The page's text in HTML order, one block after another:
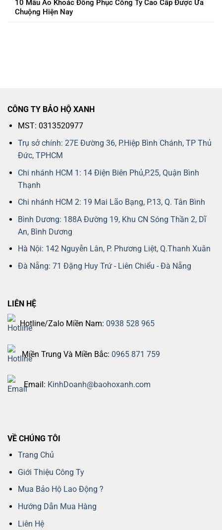
10 Mẫu Áo Khoác Đồng Phục Công Ty Cao Cấp Được Ưa
Chuộng Hiện Nay
CÔNG TY BẢO HỘ XANH
MST: 0313520977
Trụ sở chính: 27E Đường 36, P.Hiệp Bình Chánh, TP Thủ
Đức, TPHCM
Chi nhánh HCM 1: 14 Điện Biên Phủ,P.25, Quận Bình
Thạnh
Chi nhánh HCM 2: 19 Mai Lão Bạng, P.13, Q. Tân Bình
Bình Dương: 188A Đường 19, Khu CN Sóng Thần 2, Dĩ
An, Bình Dương
Hà Nội: 142 Nguyễn Lân, P. Phương Liệt, Q.Thanh Xuân
Đà Nẵng: 71 Đặng Huy Trứ - Liên Chiểu - Đà Nẵng
LIÊN HỆ
Hotline/Zalo Miền Nam: 0938 528 965
Miền Trung Và Miền Bắc: 0965 871 759
Email: KinhDoanh@baohoxanh.com
VỀ CHÚNG TÔI
Trang Chủ
Giới Thiệu Công Ty
Mua Bảo Hộ Lao Động ?
Hướng Dẫn Mua Hàng
Liên Hệ